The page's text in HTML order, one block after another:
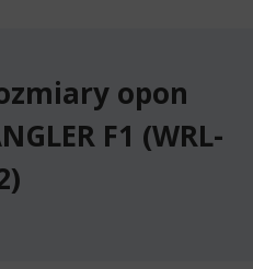
opon
F1 (WRL-